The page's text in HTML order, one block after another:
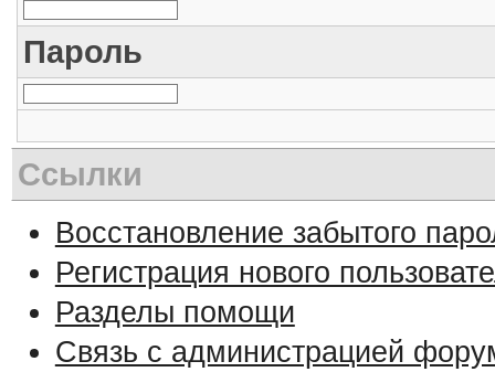
Пароль
Ссылки
Восстановление забытого
Регистрация нового
Разделы помощи
Связь с администрацией